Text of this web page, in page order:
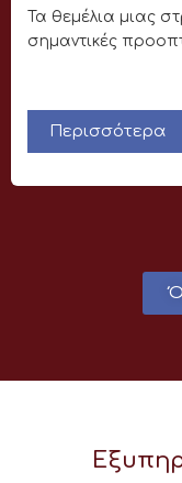
Τα θεμέλια μιας
σημαντικές
Περισσότερα